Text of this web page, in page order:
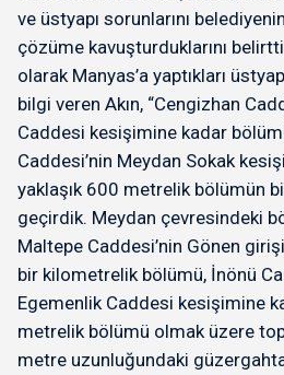
ve üstyapı sorunlarını
çözüme kavuşturduklarını
olarak Manyas’a yaptıkları
bilgi veren Akın, “Cengizhan
Caddesi kesişimine kadar
Caddesi’nin Meydan Sokak
yaklaşık 600 metrelik bölümün
geçirdik. Meydan çevresindeki
Maltepe Caddesi’nin Gönen
bir kilometrelik bölümü, İnönü
Egemenlik Caddesi kesişimine
metrelik bölümü olmak üzere
metre uzunluğundaki